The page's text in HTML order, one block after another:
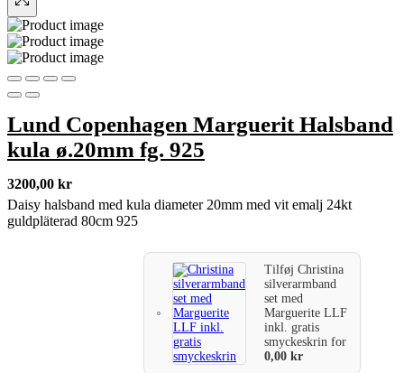
Lund Copenhagen Marguerit Halsband
kula ø.20mm fg. 925
3200,00 kr
Daisy halsband med kula diameter 20mm med vit emalj 24kt
guldpläterad 80cm 925
TilføjChristina
silverarmband
set med
Marguerite LLF
inkl. gratis
smyckeskrinfor
0,00kr